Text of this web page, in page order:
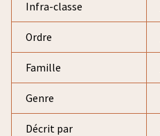
Infra-classe
Ordre
Famille
Genre
Décrit par